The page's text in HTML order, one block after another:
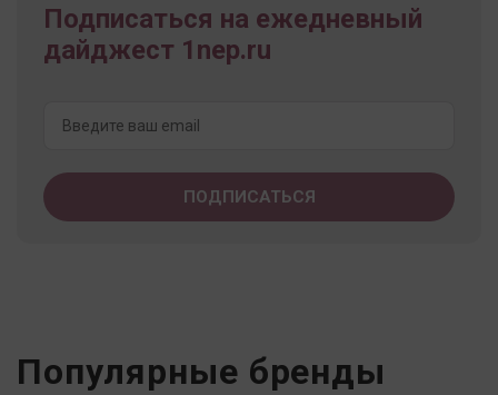
Подписаться на ежедневный
дайджест 1nep.ru
Популярные бренды